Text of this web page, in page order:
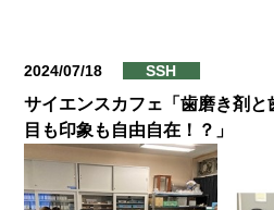
2024/07/18 SSH
サイエンスカフェ「歯磨き剤
目も印象も自由自在！？」